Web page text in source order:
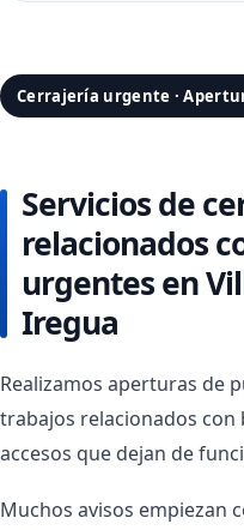
Cerrajería urgente ·
Servicios de
relacionados
urgentes en
Iregua
Realizamos aperturas de
trabajos relacionados
accesos que dejan de
Muchos avisos empiezan